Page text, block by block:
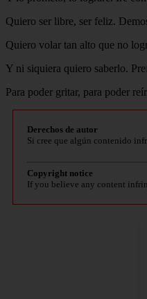
Quiero ser libre, ser feliz.
Quiero volar tan alto que no
Y ni siquiera quiero saberlo.
Para poder gritar, para poder
Derechos de autor
Si cree que algún contenido
Copyright notice
If you believe any content